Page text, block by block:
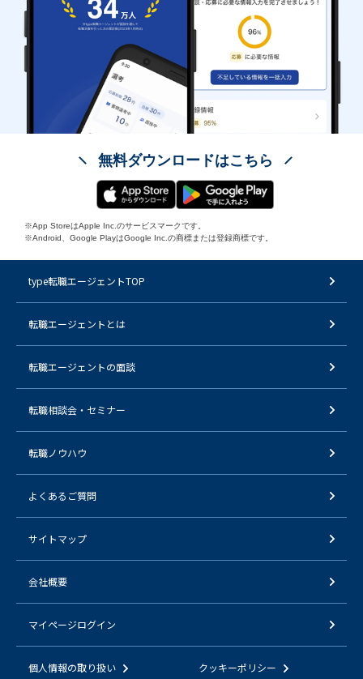
無料ダウンロードはこちら
※App StoreはApple Inc.のサービスマークです。
※Android、Google PlayはGoogle Inc.の商標または登録商標です。
type転職エージェントTOP
転職エージェントとは
転職エージェントの面談
転職相談会・セミナー
転職ノウハウ
よくあるご質問
サイトマップ
会社概要
マイページログイン
個人情報の取り扱い クッキーポリシー